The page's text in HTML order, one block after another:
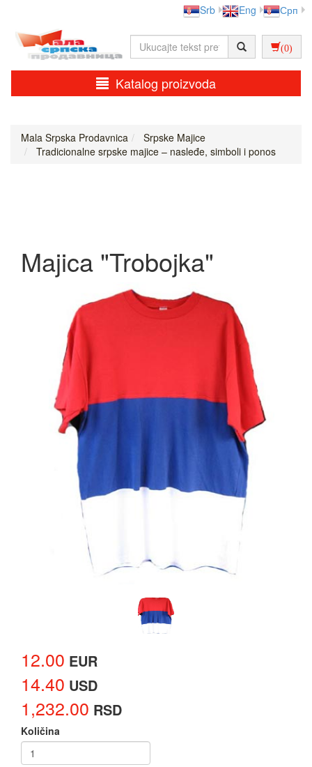
Srb Eng Срп
(0)
Katalog proizvoda
Mala Srpska Prodavnica
Srpske Majice
Tradicionalne srpske majice – nasleđe, simboli i ponos
Majica "Trobojka"
12.00 EUR
14.40 USD
1,232.00 RSD
Količina